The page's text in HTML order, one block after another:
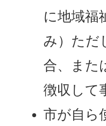
に地域福
み）ただ
合、また
徴収して
市が自ら